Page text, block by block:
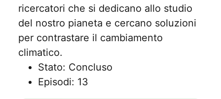
ricercatori che si dedicano allo studio
del nostro pianeta e cercano soluzioni
per contrastare il cambiamento
climatico.
Stato: Concluso
Episodi: 13